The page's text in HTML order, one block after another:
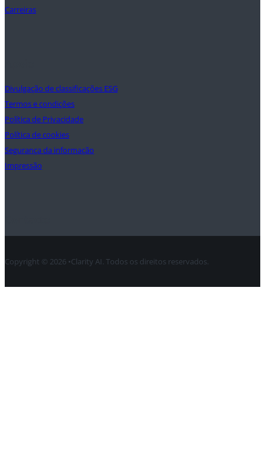
Carreiras
Divulgação de classificações ESG
Termos e condições
Política de Privacidade
Política de cookies
Segurança da informação
Impressão
Copyright © 2026 •Clarity AI. Todos os direitos reservados.